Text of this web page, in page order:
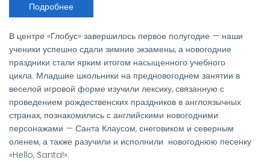
Подробнее
Новогодние
в
центре
изучения
иностранных
языков
«Глобус»
РИИ
АлтГТУ:
дружба,
смекалка
и
английский!
В центре «Глобус» завершилось первое полугодие — наши
ученики успешно сдали зимние экзамены, а новогодние
праздники стали ярким итогом насыщенного учебного
цикла. Младшие школьники на предновогоднем занятии в
веселой игровой форме изучили лексику, связанную с
проведением рождественских праздников в англоязычных
странах, познакомились с английскими новогодними
персонажами — Санта Клаусом, снеговиком и северным
оленем, а также разучили и исполнили новогоднюю песенку
«Hello, Santa!».